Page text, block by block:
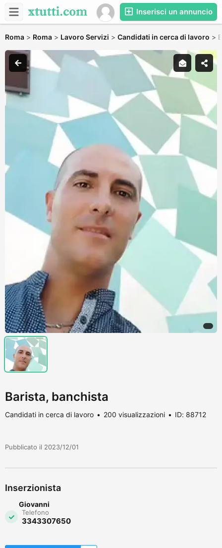
Inserisci un annuncio
Roma > Roma > Lavoro Servizi > Candidati in cerca di lavoro >
Barista, banchista
Candidati in cerca di lavoro 200 visualizzazioni ID: 88712
Pubblicato il 2023/12/01
Inserzionista
Giovanni
Telefono
3343307650